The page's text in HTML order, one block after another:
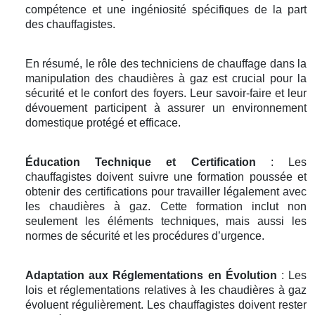
compétence et une ingéniosité spécifiques de la part
des chauffagistes.
En résumé, le rôle des techniciens de chauffage dans la
manipulation des chaudières à gaz est crucial pour la
sécurité et le confort des foyers. Leur savoir-faire et leur
dévouement participent à assurer un environnement
domestique protégé et efficace.
Éducation Technique et Certification : Les
chauffagistes doivent suivre une formation poussée et
obtenir des certifications pour travailler légalement avec
les chaudières à gaz. Cette formation inclut non
seulement les éléments techniques, mais aussi les
normes de sécurité et les procédures d’urgence.
Adaptation aux Réglementations en Évolution : Les
lois et réglementations relatives à les chaudières à gaz
évoluent régulièrement. Les chauffagistes doivent rester